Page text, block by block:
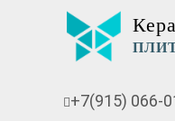
+7(915) 066-